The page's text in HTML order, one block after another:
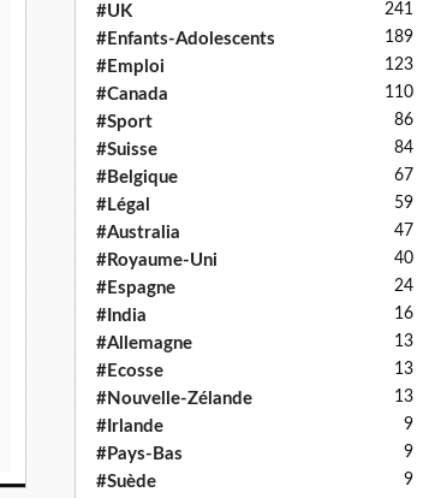
#UK 241
#Enfants-Adolescents 189
#Emploi 123
#Canada 110
#Sport 86
#Suisse 84
#Belgique 67
#Légal 59
#Australia 47
#Royaume-Uni 40
#Espagne 24
#India 16
#Allemagne 13
#Ecosse 13
#Nouvelle-Zélande 13
#Irlande 9
#Pays-Bas 9
#Suède 9